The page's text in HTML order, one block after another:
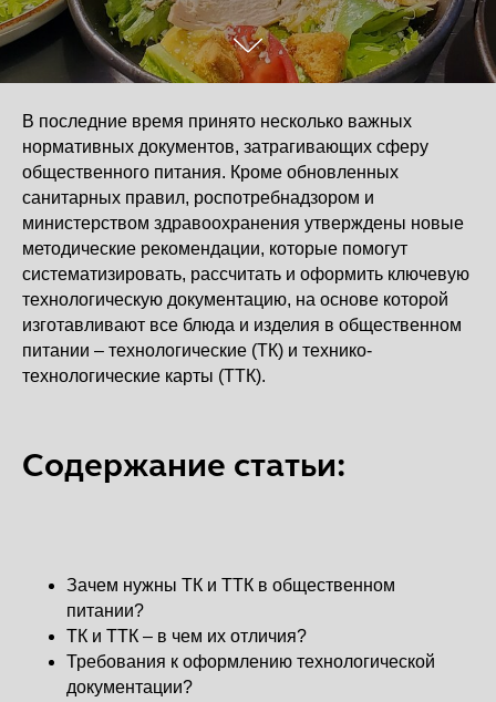
В последние время принято несколько важных
нормативных документов, затрагивающих сферу
общественного питания. Кроме обновленных
санитарных правил, роспотребнадзором и
министерством здравоохранения утверждены новые
методические рекомендации, которые помогут
систематизировать, рассчитать и оформить ключевую
технологическую документацию, на основе которой
изготавливают все блюда и изделия в общественном
питании – технологические (ТК) и технико-
технологические карты (ТТК).
Содержание статьи:
Зачем нужны ТК и ТТК в общественном
питании?
ТК и ТТК – в чем их отличия?
Требования к оформлению технологической
документации?